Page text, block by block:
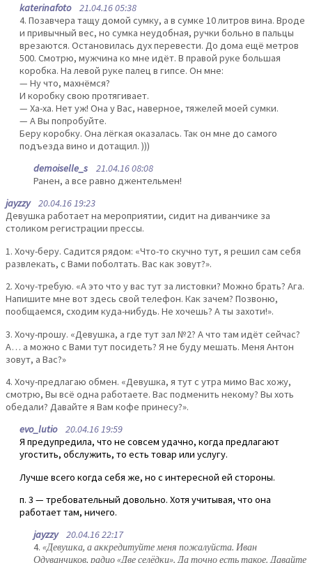
katerinafoto21.04.16 05:38
4. Позавчера тащу домой сумку, а в сумке 10 литров вина. Вроде
и привычный вес, но сумка неудобная, ручки больно в пальцы
врезаются. Остановилась дух перевести. До дома ещё метров
500. Смотрю, мужчина ко мне идёт. В правой руке большая
коробка. На левой руке палец в гипсе. Он мне:
— Ну что, махнёмся?
И коробку свою протягивает.
— Ха-ха. Нет уж! Она у Вас, наверное, тяжелей моей сумки.
— А Вы попробуйте.
Беру коробку. Она лёгкая оказалась. Так он мне до самого
подъезда вино и дотащил. )))
demoiselle_s 21.04.16 08:08
Ранен, а все равно джентельмен!
jayzzy20.04.16 19:23
Девушка работает на мероприятии, сидит на диванчике за
столиком регистрации прессы.
1. Хочу-беру. Садится рядом: «Что-то скучно тут, я решил сам себя
развлекать, с Вами поболтать. Вас как зовут?».
2. Хочу-требую. «А это что у вас тут за листовки? Можно брать? Ага.
Напишите мне вот здесь свой телефон. Как зачем? Позвоню,
пообщаемся, сходим куда-нибудь. Не хочешь? А ты захоти!».
3. Хочу-прошу. «Девушка, а где тут зал №2? А что там идёт сейчас?
А… а можно с Вами тут посидеть? Я не буду мешать. Меня Антон
зовут, а Вас?»
4. Хочу-предлагаю обмен. «Девушка, я тут с утра мимо Вас хожу,
смотрю, Вы всё одна работаете. Вас подменить некому? Вы хоть
обедали? Давайте я Вам кофе принесу?».
evo_lutio20.04.16 19:59
Я предупредила, что не совсем удачно, когда предлагают
угостить, обслужить, то есть товар или услугу.
Лучше всего когда себя же, но с интересной ей стороны.
п. 3 — требовательный довольно. Хотя учитывая, что она
работает там, ничего.
jayzzy20.04.16 22:17
4. «Девушка, а аккредитуйте меня пожалуйста. Иван
Одуванчиков, радио «Две селёдки». Да точно есть такое. Давайте